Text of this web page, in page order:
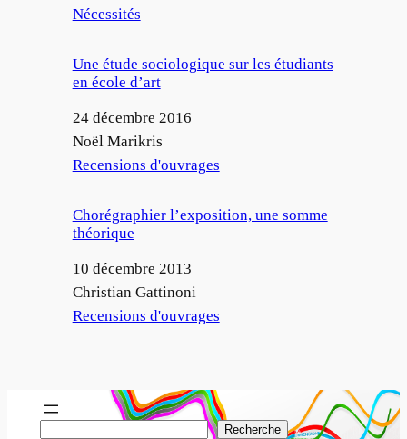
Par rapport à
Nécessités
Une étude sociologique sur les étudiants
en école d’art
Date
24 décembre 2016
Auteur
Noël Marikris
Par rapport à
Recensions d'ouvrages
Chorégraphier l’exposition, une somme
théorique
Date
10 décembre 2013
Auteur
Christian Gattinoni
Par rapport à
Recensions d'ouvrages
Recherche